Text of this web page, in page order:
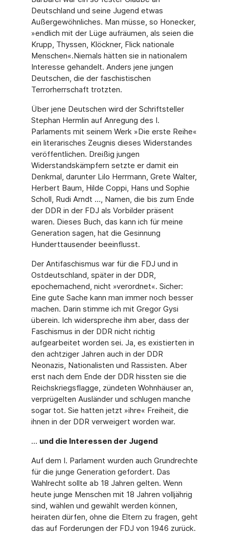
Deutschland und seine Jugend etwas
Außergewöhnliches. Man müsse, so Honecker,
»endlich mit der Lüge aufräumen, als seien die
Krupp, Thyssen, Klöckner, Flick nationale
Menschen«.Niemals hätten sie in nationalem
Interesse gehandelt. Anders jene jungen
Deutschen, die der faschistischen
Terrorherrschaft trotzten.
Über jene Deutschen wird der Schriftsteller
Stephan Hermlin auf Anregung des I.
Parlaments mit seinem Werk »Die erste Reihe«
ein literarisches Zeugnis dieses Widerstandes
veröffentlichen. Dreißig jungen
Widerstandskämpfern setzte er damit ein
Denkmal, darunter Lilo Herrmann, Grete Walter,
Herbert Baum, Hilde Coppi, Hans und Sophie
Scholl, Rudi Arndt …, Namen, die bis zum Ende
der DDR in der FDJ als Vorbilder präsent
waren. Dieses Buch, das kann ich für meine
Generation sagen, hat die Gesinnung
Hunderttausender beeinflusst.
Der Antifaschismus war für die FDJ und in
Ostdeutschland, später in der DDR,
epochemachend, nicht »verordnet«. Sicher:
Eine gute Sache kann man immer noch besser
machen. Darin stimme ich mit Gregor Gysi
überein. Ich widerspreche ihm aber, dass der
Faschismus in der DDR nicht richtig
aufgearbeitet worden sei. Ja, es existierten in
den achtziger Jahren auch in der DDR
Neonazis, Nationalisten und Rassisten. Aber
erst nach dem Ende der DDR hissten sie die
Reichskriegsflagge, zündeten Wohnhäuser an,
verprügelten Ausländer und schlugen manche
sogar tot. Sie hatten jetzt »ihre« Freiheit, die
ihnen in der DDR verweigert worden war.
… und die Interessen der Jugend
Auf dem I. Parlament wurden auch Grundrechte
für die junge Generation gefordert. Das
Wahlrecht sollte ab 18 Jahren gelten. Wenn
heute junge Menschen mit 18 Jahren volljährig
sind, wählen und gewählt werden können,
heiraten dürfen, ohne die Eltern zu fragen, geht
das auf Forderungen der FDJ von 1946 zurück.